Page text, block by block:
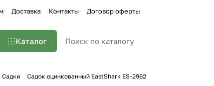
Доставка Контакты Договор оферты
Каталог
Садки Садок оцинкованный EastShark ES-2962